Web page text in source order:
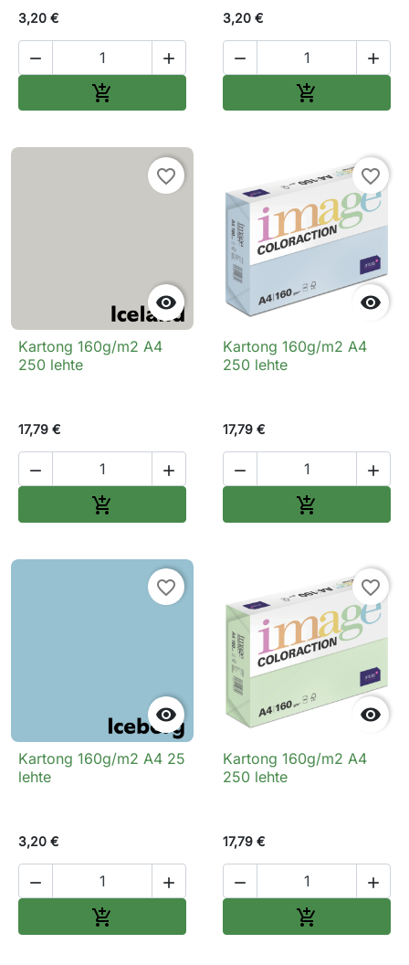
3,20 €
 

3,20 €
 


favorite_border
Kartong 160g/m2 A4
250 lehte
17,79 €
 


favorite_border
Kartong 160g/m2 A4
250 lehte
17,79 €
 


favorite_border
Kartong 160g/m2 A4 25
lehte
3,20 €
 


favorite_border
Kartong 160g/m2 A4
250 lehte
17,79 €
 
